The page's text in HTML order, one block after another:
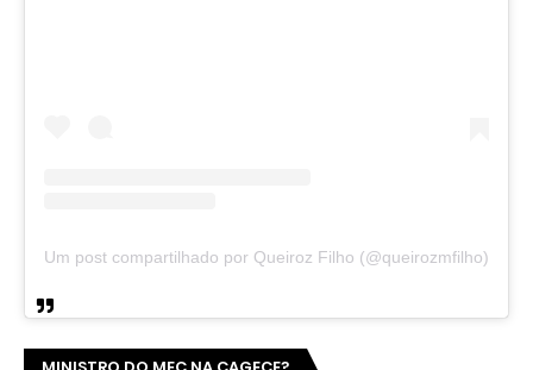
Um post compartilhado por Queiroz Filho (@queirozmfilho)